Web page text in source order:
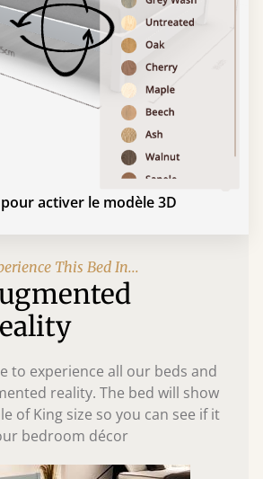
activer le modèle 3D
This Bed In...
to experience all our beds and
reality. The bed will show
of King size so you can see if it
bedroom décor